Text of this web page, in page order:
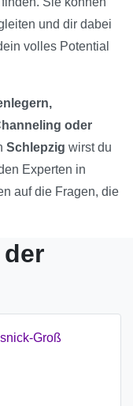
und dir dabei
volles Potential
oder
Schlepzig wirst du
Experten in
auf die Fragen, die
Groß